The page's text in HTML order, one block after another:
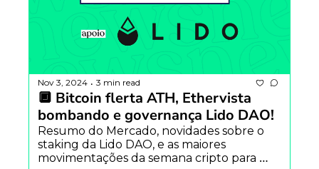
Nov 3, 2024 • 3 min read
🔲 Bitcoin flerta ATH, Ethervista
bombando e governança Lido DAO!
Resumo do Mercado, novidades sobre o
staking da Lido DAO, e as maiores
movimentações da semana cripto para